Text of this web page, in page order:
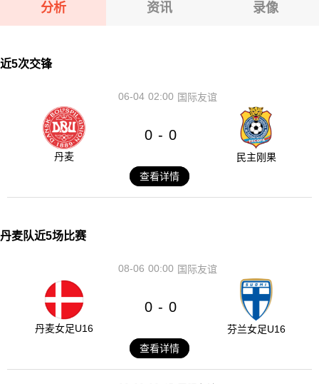
分析 资讯 录像
近5次交锋
02:00
06-04 国际友谊
丹麦
0 - 0
民主刚果
查看详情
丹麦队近5场比赛
00:00
08-06 国际友谊
丹麦女足U16
0 - 0
芬兰女足U16
查看详情